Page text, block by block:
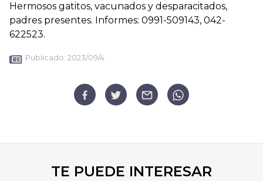
Hermosos gatitos, vacunados y desparacitados,
padres presentes. Informes: 0991-509143, 042-
622523.
Publicado: 2023/09/4
TE PUEDE INTERESAR